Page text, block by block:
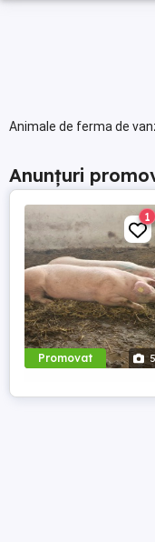
Animale de ferma de
Anunțuri
Promovat 5
1